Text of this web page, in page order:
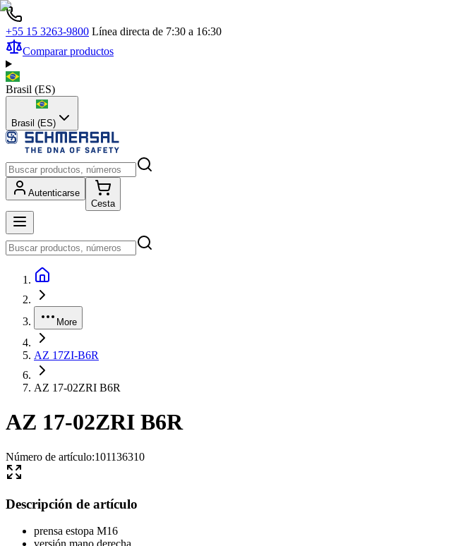
+55 15 3263-9800 Línea directa de 7:30 a 16:30
Comparar productos
Brasil (ES)
Brasil (ES)
Autenticarse
Cesta
More
AZ 17ZI-B6R
AZ 17-02ZRI B6R
AZ 17-02ZRI B6R
Número de artículo:101136310
Descripción de artículo
prensa estopa M16